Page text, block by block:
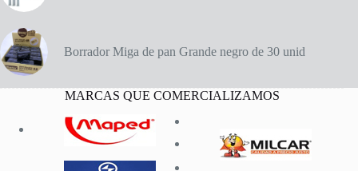
Borrador Miga de pan Grande negro de 30 unid
MARCAS QUE COMERCIALIZAMOS